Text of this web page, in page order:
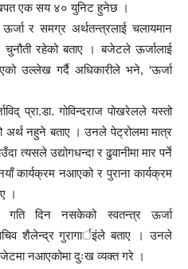
खपत एक सय ४० युनिट हुनेछ ।
र समग्र अर्थतन्त्रलाई चलायमान
चुनौती रहेको बताए । बजेटले ऊर्जालाई
उल्लेख गर्दै अधिकारीले भने, ‘ऊर्जा
प्रा.डा. गोविन्दराज पोखरेलले यस्तो
अर्थ नहुने बताए । उनले पेट्रोलमा मात्र
त्यसले उद्योगधन्दा र ढुवानीमा मार पर्ने
कार्यक्रम नआएको र पुराना कार्यक्रम
।
गति दिन नसकेको स्वतन्त्र ऊर्जा
शैलेन्द्र गुरागार्इंले बताए । उनले
नआएकोमा दुःख व्यक्त गरे ।